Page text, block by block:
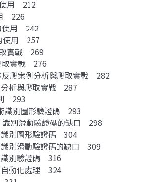
用 212
226
使用 242
使用 257
實戰 269
實戰 276
爬案例分析與爬取實戰 282
析與爬取實戰 287
293
識別圖形驗證碼 293
別滑動驗證碼的缺口 298
別圖形驗證碼 304
別滑動驗證碼的缺口 309
別驗證碼 316
動化處理 324